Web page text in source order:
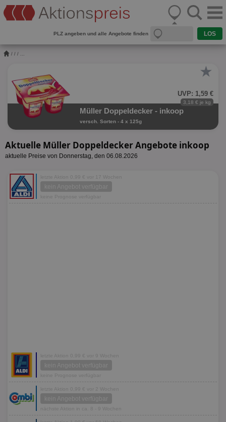
PLZ angeben und alle Angebote finden
/ / / ...
★
UVP: 1,59 €
3,18 € je kg
Müller Doppeldecker - inkoop
versch. Sorten - 4 x 125g
Aktuelle Müller Doppeldecker Angebote inkoop
aktuelle Preise von Donnerstag, den 06.08.2026
letzte Aktion 0,99 € vor 17 Wochen
kein Angebot verfügbar
keine Prognose verfügbar
letzte Aktion 0,99 € vor 9 Wochen
kein Angebot verfügbar
keine Prognose verfügbar
letzte Aktion 0,99 € vor 2 Wochen
kein Angebot verfügbar
nächste Aktion in ca. 8 - 9 Wochen